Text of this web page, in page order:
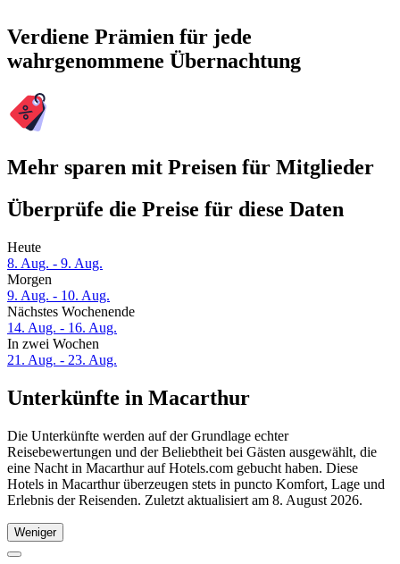
Verdiene Prämien für jede
wahrgenommene Übernachtung
Mehr sparen mit Preisen für Mitglieder
Überprüfe die Preise für diese Daten
Heute
8. Aug. - 9. Aug.
Morgen
9. Aug. - 10. Aug.
Nächstes Wochenende
14. Aug. - 16. Aug.
In zwei Wochen
21. Aug. - 23. Aug.
Unterkünfte in Macarthur
Die Unterkünfte werden auf der Grundlage echter
Reisebewertungen und der Beliebtheit bei Gästen ausgewählt, die
eine Nacht in Macarthur auf Hotels.com gebucht haben. Diese
Hotels in Macarthur überzeugen stets in puncto Komfort, Lage und
Erlebnis der Reisenden. Zuletzt aktualisiert am 8. August 2026.
Weniger